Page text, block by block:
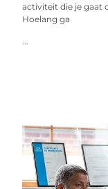
activiteit die je gaat
Hoelang ga
...